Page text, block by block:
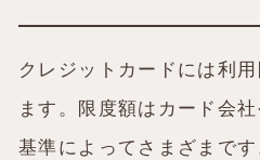
クレジットカードには利
ます。限度額はカード会
基準によってさまざまです